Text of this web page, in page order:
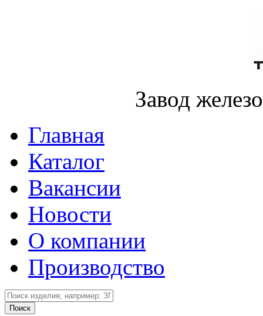
Завод
Главная
Каталог
Вакансии
Новости
О компании
Производство